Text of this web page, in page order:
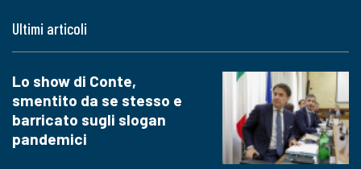
Ultimi articoli
Lo show di Conte,
smentito da se stesso e
barricato sugli slogan
pandemici